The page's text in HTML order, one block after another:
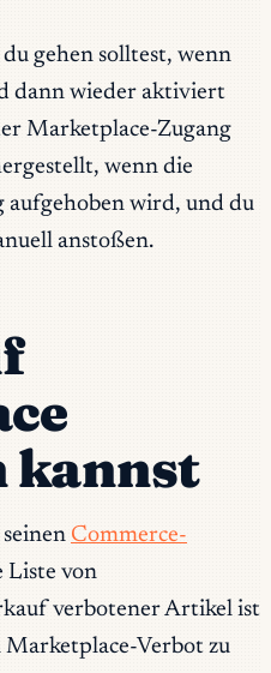
gehen solltest, wenn
dann wieder aktiviert
Marketplace-Zugang
wenn die
aufgehoben wird, und du
anstoßen.
kannst
Commerce-
Liste von
verbotener Artikel ist
Marketplace-Verbot zu